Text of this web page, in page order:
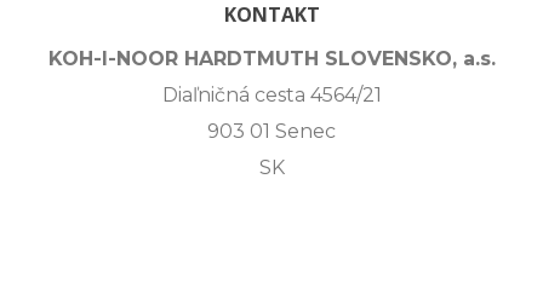
KONTAKT
KOH-I-NOOR HARDTMUTH SLOVENSKO, a.s.
Diaľničná cesta 4564/21
903 01 Senec
SK